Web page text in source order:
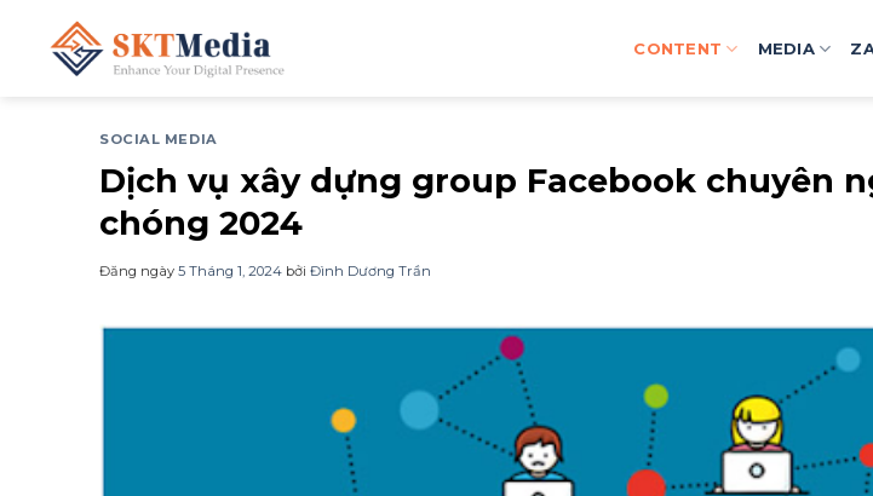
Chuyển
CONTENT MEDIA
SOCIAL MEDIA
Dịch vụ xây dựng group Facebook chuyên
chóng 2024
Đăng ngày 5 Tháng 1, 2024 bởi Đình Dương Trần